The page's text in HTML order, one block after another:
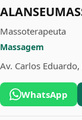
Massoterapeuta
Massagem
Av. Carlos
WhatsApp